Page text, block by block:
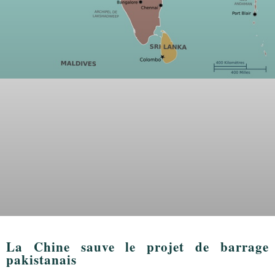
La Chine sauve le projet de barrage
pakistanais